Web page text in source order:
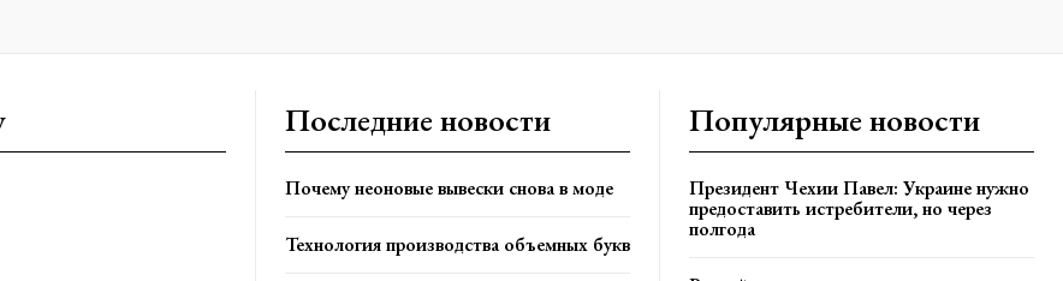
Последние новости
Почему неоновые вывески снова в моде
Технология производства объемных букв
Популярные новости
Президент Чехии Павел: Украине нужно
предоставить истребители, но через
полгода